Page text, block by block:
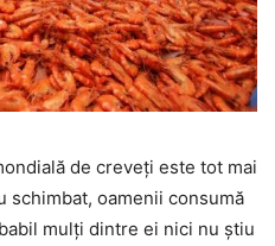
de creveți este tot mai
schimbat, oamenii consumă
mulți dintre ei nici nu știu